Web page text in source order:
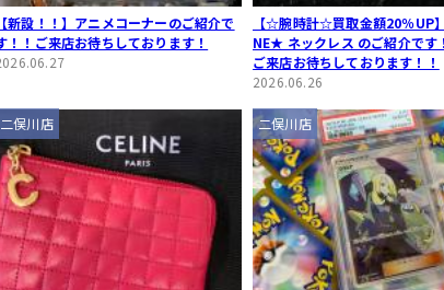
【新設！！】アニメコーナーのご紹介で
！！ご来店お待ちしております！
【☆腕時計☆買取金額20％UP
NE★ ネックレス のご紹介です
ご来店お待ちしております！！
2026.06.26
二俣川店 二俣川店